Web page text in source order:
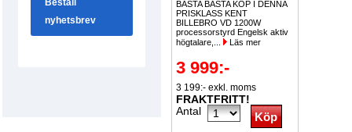
BÄSTA BÄSTA KÖP I DENNA
PRISKLASS KENT
BILLEBRO VD 1200W
processorstyrd Engelsk aktiv
högtalare,...
Läs mer
3 999:-
3 199:- exkl. moms
FRAKTFRITT!
Antal